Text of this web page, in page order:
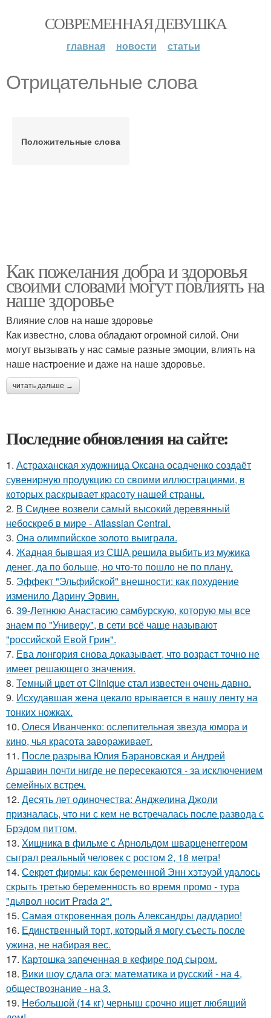
СОВРЕМЕННАЯ ДЕВУШКА
главная новости статьи
Отрицательные слова
Положительные слова
Как пожелания добра и здоровья
своими словами могут повлиять на
наше здоровье
Влияние слов на наше здоровье
Как известно, слова обладают огромной силой. Они
могут вызывать у нас самые разные эмоции, влиять на
наше настроение и даже на наше здоровье.
читать дальше →
Последние обновления на сайте:
1. Астраханская художница Оксана осадченко создаёт
сувенирную продукцию со своими иллюстрациями, в
которых раскрывает красоту нашей страны.
2. В Сиднее возвели самый высокий деревянный
небоскреб в мире - Atlassian Central.
3. Она олимпийское золото выиграла.
4. Жадная бывшая из США решила выбить из мужика
денег, да по больше, но что-то пошло не по плану.
5. Эффект "Эльфийской" внешности: как похудение
изменило Дарину Эрвин.
6. 39-Летнюю Анастасию самбурскую, которую мы все
знаем по "Универу", в сети всё чаще называют
"российской Евой Грин".
7. Ева лонгория снова доказывает, что возраст точно не
имеет решающего значения.
8. Темный цвет от Clinique стал известен очень давно.
9. Исхудавшая жена цекало врывается в нашу ленту на
тонких ножках.
10. Олеся Иванченко: ослепительная звезда юмора и
кино, чья красота завораживает.
11. После разрыва Юлия Барановская и Андрей
Аршавин почти нигде не пересекаются - за исключением
семейных встреч.
12. Десять лет одиночества: Анджелина Джоли
призналась, что ни с кем не встречалась после развода с
Брэдом питтом.
13. Хищника в фильме с Арнольдом шварценеггером
сыграл реальный человек с ростом 2, 18 метра!
14. Секрет фирмы: как беременной Энн хэтэуэй удалось
скрыть третью беременность во время промо - тура
"дьявол носит Prada 2".
15. Самая откровенная роль Александры даддарио!
16. Единственный торт, который я могу съесть после
ужина, не набирая вес.
17. Картошка запеченная в кефире под сыром.
18. Вики шоу сдала огэ: математика и русский - на 4,
обществознание - на 3.
19. Небольшой (14 кг) черныш срочно ищет любящий